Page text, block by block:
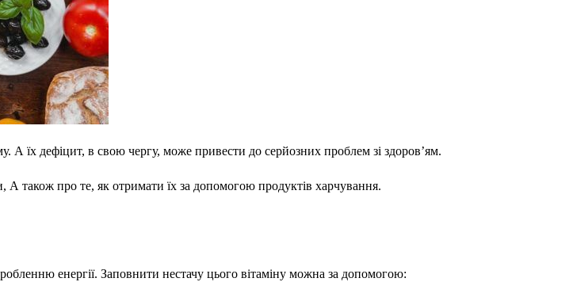
А їх дефіцит, в свою чергу, може привести до серйозних проблем зі здоров’ям.
А також про те, як отримати їх за допомогою продуктів харчування.
енергії. Заповнити нестачу цього вітаміну можна за допомогою: